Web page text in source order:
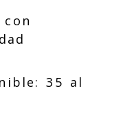
con
35 al